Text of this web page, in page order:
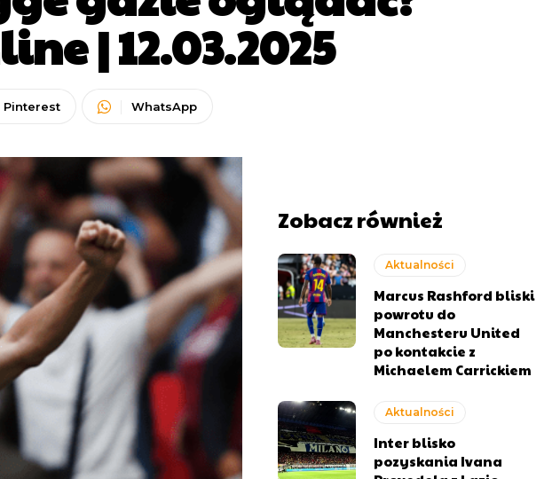
| 12.03.2025
Pinterest WhatsApp
Zobacz również
Aktualności
Marcus Rashford bliski
powrotu do
Manchesteru United
po kontakcie z
Michaelem Carrickiem
Aktualności
Inter blisko
pozyskania Ivana